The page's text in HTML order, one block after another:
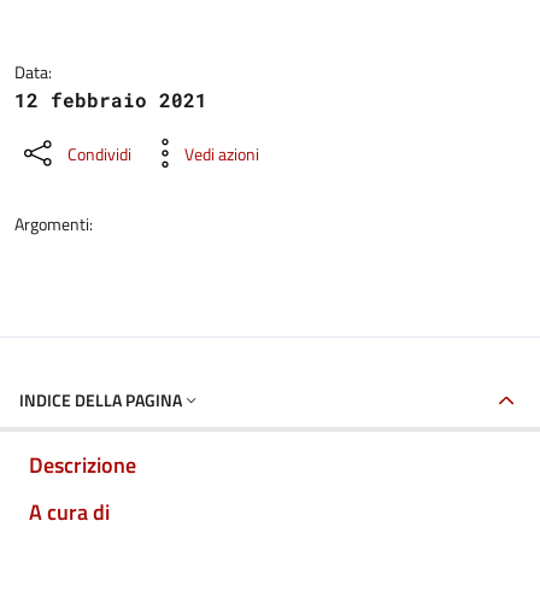
Data:
12 febbraio 2021
Condividi Vedi azioni
Argomenti:
INDICE DELLA PAGINA
Descrizione
A cura di